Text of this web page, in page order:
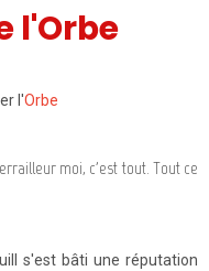
l'Orbe
l'Orbe
moi, c'est tout. Tout ce
s'est bâti une réputation